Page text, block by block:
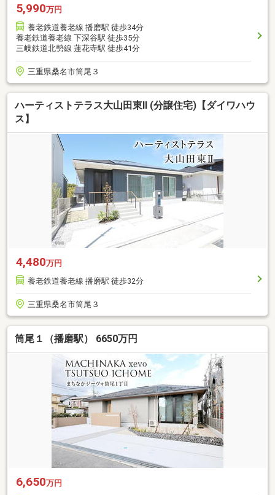
5,990万円
養老鉄道養老線 播磨駅 徒歩34分
養老鉄道養老線 下深谷駅 徒歩35分
三岐鉄道北勢線 蓮花寺駅 徒歩41分
三重県桑名市筒尾３
ハーティストテラス大山田東II (分譲住宅)【ダイワハウ
ス】
4,480万円
養老鉄道養老線 播磨駅 徒歩32分
三重県桑名市筒尾３
筒尾１（播磨駅） 6650万円
6,650万円